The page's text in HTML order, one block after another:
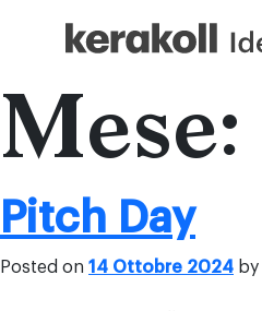
Mese:
Pitch Day
Posted on 14 Ottobre 2024 by